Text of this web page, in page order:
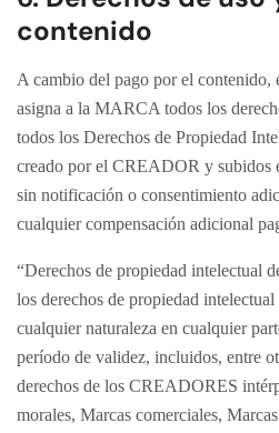
contenido
A cambio del pago por el
asigna a la MARCA todos los
todos los Derechos de Propiedad
creado por el CREADOR y subidos
sin notificación o consentimiento
cualquier compensación adicional
“Derechos de propiedad intelectual
los derechos de propiedad
cualquier naturaleza en cualquier
período de validez, incluidos, entre
derechos de los CREADORES
morales, Marcas comerciales,